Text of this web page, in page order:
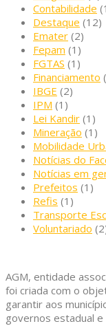
Contabilidade
Destaque (12)
Emater (2)
Fepam (1)
FGTAS (1)
Financiamento
IBGE (2)
IPM (1)
Lei Kandir (1)
Mineração (1)
Mobilidade
Notícias do
Notícias em
Prefeitos (1)
Refis (1)
Transporte
Voluntariado
AGM, entidade
foi criada com o
garantir aos
governos estadual